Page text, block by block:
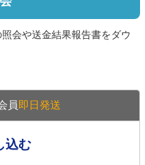
会や送金結果報告書をダウ
員即日発送
込む